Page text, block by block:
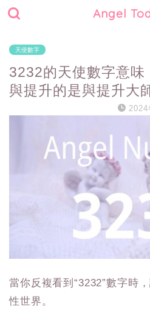
Angel
天使數字
3232的天使數字意味
與提升的是與提升大
2024
當你反複看到“3232”數字時
性世界。